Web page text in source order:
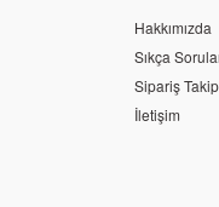
Hakkımızda
Sıkça
Sipariş Takip
İletişim